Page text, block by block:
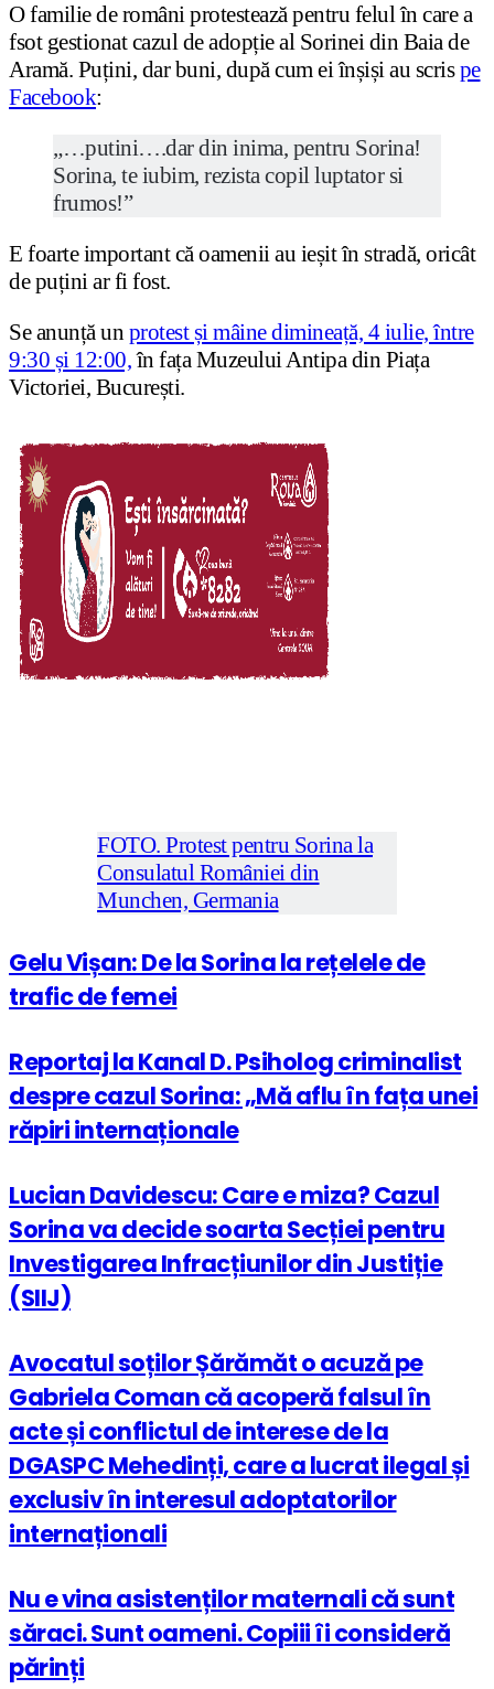
O familie de români protestează pentru felul în care a
fsot gestionat cazul de adopție al Sorinei din Baia de
Aramă. Puțini, dar buni, după cum ei înșiși au scrispe
Facebook:
„…putini….dar din inima, pentru Sorina!
Sorina, te iubim, rezista copil luptator si
frumos!”
E foarte important că oamenii au ieșit în stradă, oricât
de puțini ar fi fost.
Se anunță un protest și mâine dimineață, 4 iulie, între
9:30 și 12:00,în fața Muzeului Antipa din Piața
Victoriei, București.
FOTO. Protest pentru Sorina la
Consulatul României din
Munchen, Germania
Gelu Vișan: De la Sorina la rețelele de
trafic de femei
Reportaj la Kanal D. Psiholog criminalist
despre cazul Sorina: „Mă aflu în fața unei
răpiri internaționale
Lucian Davidescu: Care e miza? Cazul
Sorina va decide soarta Secției pentru
Investigarea Infracțiunilor din Justiție
(SIIJ)
Avocatul soților Șărămăt o acuză pe
Gabriela Coman că acoperă falsul în
acte și conflictul de interese de la
DGASPC Mehedinți, care a lucrat ilegal și
exclusiv în interesul adoptatorilor
internaționali
Nu e vina asistenților maternali că sunt
săraci. Sunt oameni. Copiii îi consideră
părinți